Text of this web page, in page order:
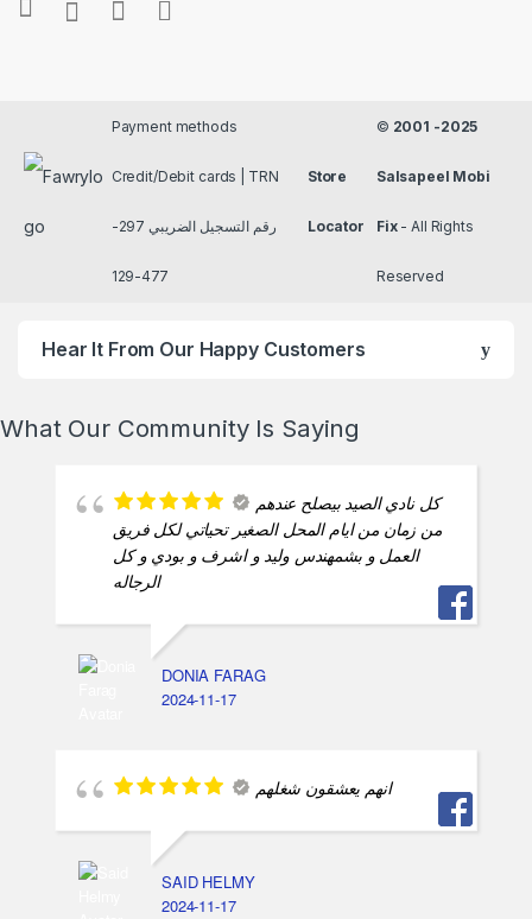
Payment methods
Credit/Debit cards | TRN
رقم التسجيل الضريبي 297-
477-129
Store
Locator
© 2001 -2025
Salsapeel Mobi
Fix- All Rights
Reserved
Hear It From Our Happy Customers
What Our Community Is Saying
كل نادي الصيد بيصلح عندهم
من زمان من ايام المحل الصغير تحياتي لكل فريق
العمل و بشمهندس وليد و اشرف و بودي و كل
الرجاله
DONIA FARAG
2024-11-17
انهم يعشقون شغلهم
SAID HELMY
2024-11-17